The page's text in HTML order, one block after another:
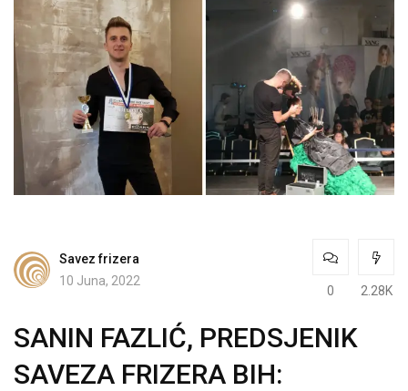
Savez frizera
10 Juna, 2022
0 2.28K
SANIN FAZLIĆ, PREDSJENIK
SAVEZA FRIZERA BIH: